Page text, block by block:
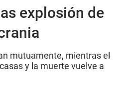
explosión de
mutuamente, mientras el
y la muerte vuelve a